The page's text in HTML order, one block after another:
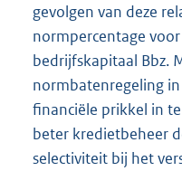
gevolgen van deze
normpercentage
bedrijfskapitaal Bbz.
normbatenregeling
financiële prikkel in
beter kredietbeheer
selectiviteit bij het